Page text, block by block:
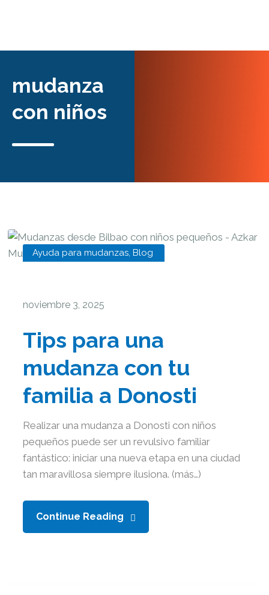
mudanza
con niños
Ayuda para mudanzas, Blog
noviembre 3, 2025
Tips para una
mudanza con tu
familia a Donosti
Realizar una mudanza a Donosti con niños
pequeños puede ser un revulsivo familiar
fantástico: iniciar una nueva etapa en una ciudad
tan maravillosa siempre ilusiona. (más…)
Continue Reading